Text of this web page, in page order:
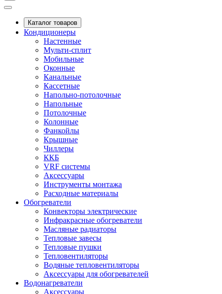
Каталог товаров
Кондиционеры
Настенные
Мульти-сплит
Мобильные
Оконные
Канальные
Кассетные
Напольно-потолочные
Напольные
Потолочные
Колонные
Фанкойлы
Крышные
Чиллеры
ККБ
VRF системы
Аксессуары
Инструменты монтажа
Расходные материалы
Обогреватели
Конвекторы электрические
Инфракрасные обогреватели
Масляные радиаторы
Тепловые завесы
Тепловые пушки
Тепловентиляторы
Водяные тепловентиляторы
Аксессуары для обогревателей
Водонагреватели
Аксессуары